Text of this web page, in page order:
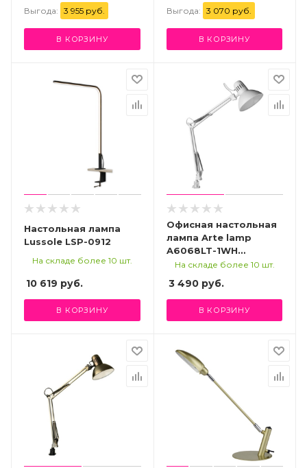
Выгода: 3 955 руб.
В КОРЗИНУ
Выгода: 3 070 руб.
В КОРЗИНУ
Настольная лампа
Lussole LSP-0912
На складе более 10 шт.
10 619 руб.
В КОРЗИНУ
Офисная настольная
лампа Arte lamp
A6068LT-1WH
СВЕТИЛЬНИК
На складе более 10 шт.
3 490руб.
В КОРЗИНУ